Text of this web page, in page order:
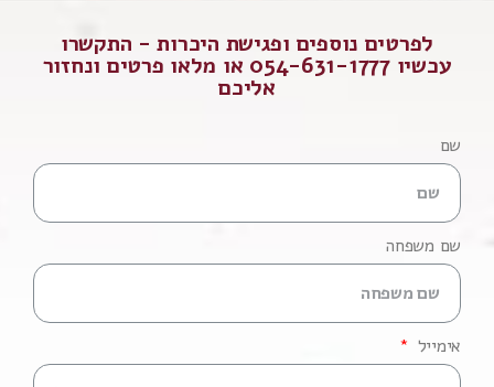
לפרטים נוספים ופגישת היכרות - התקשרו
עכשיו 054-631-1777 או מלאו פרטים ונחזור
אליכם
שם
שם משפחה
אימייל